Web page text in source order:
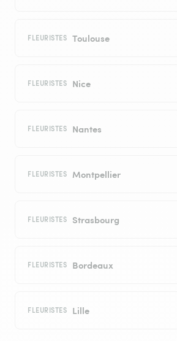
FLEURISTES Toulouse
FLEURISTES Nice
FLEURISTES Nantes
FLEURISTES Montpellier
FLEURISTES Strasbourg
FLEURISTES Bordeaux
FLEURISTES Lille